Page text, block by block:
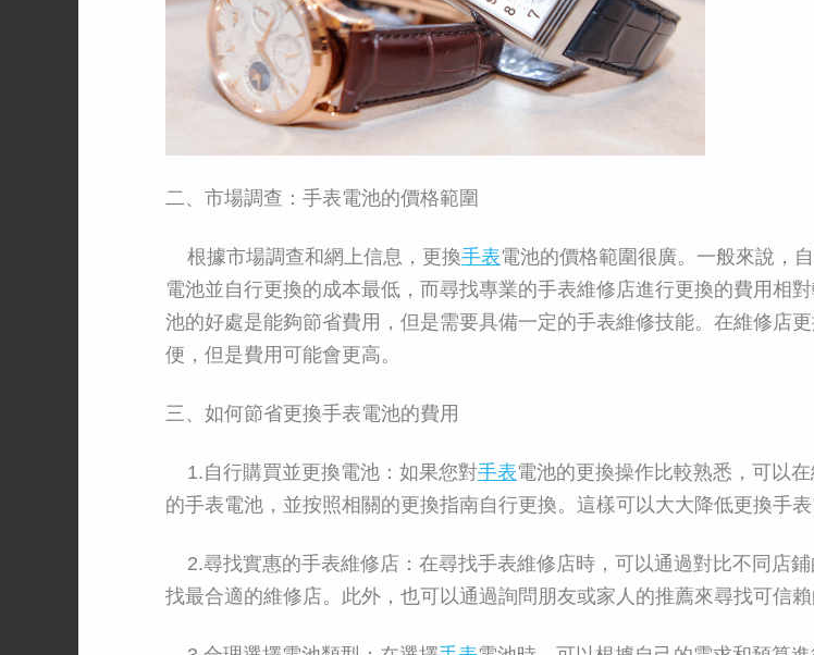
二、市場調查：手表電池的價格範圍
根據市場調查和網上信息，更換手表電池的價格範圍很廣。一般來說，
電池並自行更換的成本最低，而尋找專業的手表維修店進行更換的費用相
池的好處是能夠節省費用，但是需要具備一定的手表維修技能。在維修店
便，但是費用可能會更高。
三、如何節省更換手表電池的費用
1.自行購買並更換電池：如果您對手表電池的更換操作比較熟悉，可以
的手表電池，並按照相關的更換指南自行更換。這樣可以大大降低更換手表
2.尋找實惠的手表維修店：在尋找手表維修店時，可以通過對比不同店
找最合適的維修店。此外，也可以通過詢問朋友或家人的推薦來尋找可信賴